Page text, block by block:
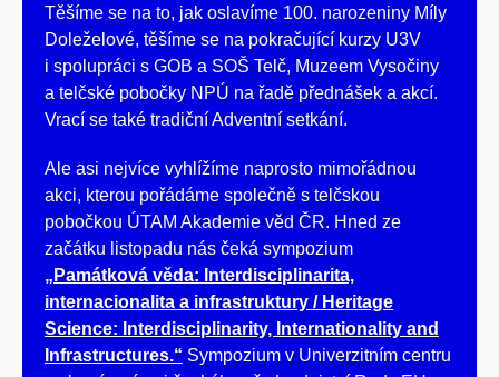
Těšíme se na to, jak oslavíme 100. narozeniny Míly
Doleželové, těšíme se na pokračující kurzy U3V
i spolupráci s GOB a SOŠ Telč, Muzeem Vysočiny
a telčské pobočky NPÚ na řadě přednášek a akcí.
Vrací se také tradiční Adventní setkání.
Ale asi nejvíce vyhlížíme naprosto mimořádnou
akci, kterou pořádáme společně s telčskou
pobočkou ÚTAM Akademie věd ČR. Hned ze
začátku listopadu nás čeká sympozium
„Památková věda: Interdisciplinarita,
internacionalita a infrastruktury / Heritage
Science: Interdisciplinarity, Internationality and
Infrastructures.“ Sympozium v Univerzitním centru